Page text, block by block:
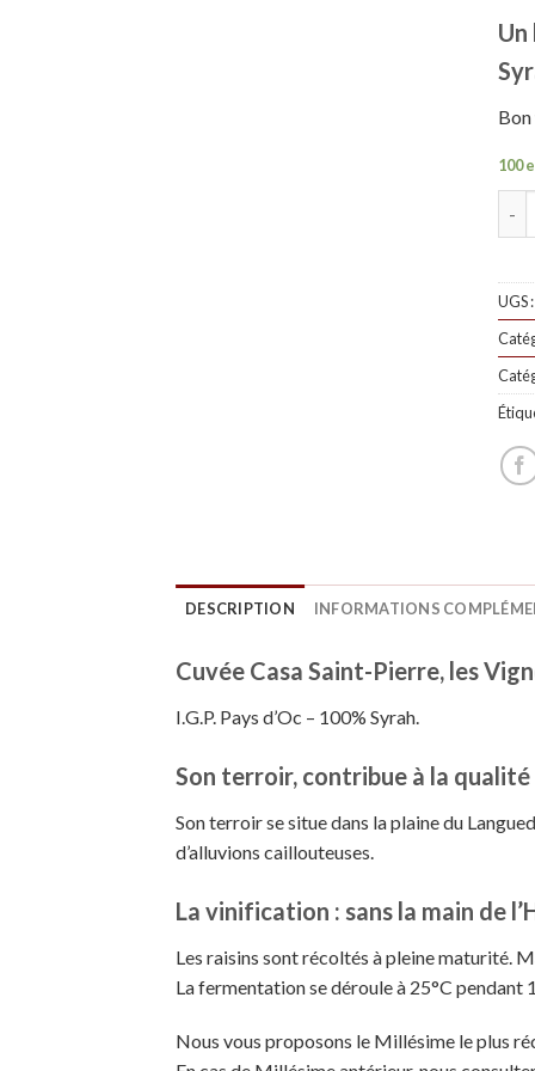
Un
100
UGS :
DESCRIPTION INFORMATIONS
Cuvée Casa Saint-Pierre, les
I.G.P. Pays d’Oc – 100% Syrah.
Son terroir, contribue à la qualité
Son terroir se situe dans la plaine du
d’alluvions caillouteuses.
La vinification : sans la main de
Les raisins sont récoltés à pleine maturité.
La fermentation se déroule à 25°C pendant
Nous vous proposons le Millésime le plus